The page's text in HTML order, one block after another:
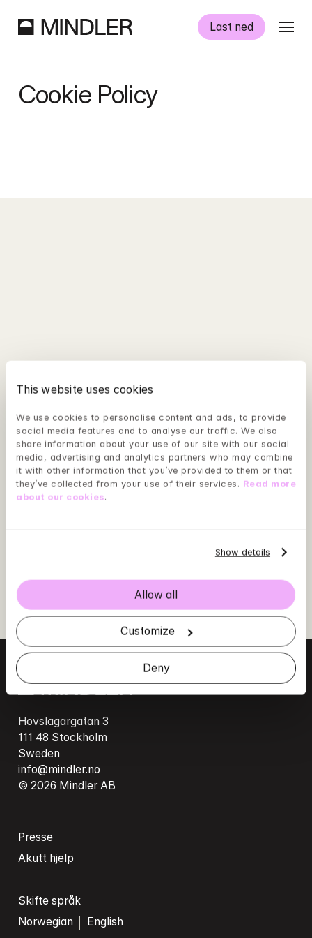
This website uses cookies
We use cookies to personalise content and ads, to provide
social media features and to analyse our traffic. We also
share information about your use of our site with our social
media, advertising and analytics partners who may combine
it with other information that you’ve provided to them or that
they’ve collected from your use of their services. Read more
about our cookies.
Show details
Allow all
Customize
Deny
Last ned
Cookie Policy
Last ned appen og start behandling hos en
I tillegg til videosamtaler med psykolog vil
selvhjelpsprogrammer eller moduler tilpasset ditt
Hovslagargatan 3
111 48 Stockholm
Sweden
info@mindler.no
© 2026 Mindler AB
Presse
Akutt hjelp
Skifte språk
Norwegian
English